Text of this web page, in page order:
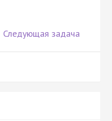
Следующая задача